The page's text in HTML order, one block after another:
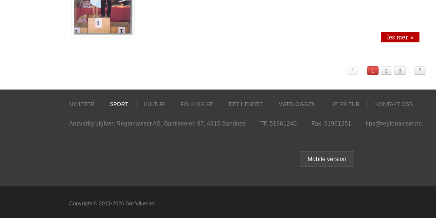
les mer »
‹ 1 2 3 ›
NYHETER SPORT KULTUR FOLK OG FE DET HENDTE MATBLOGGEN UT PÅ TUR KONTAKT OSS
Ansvarlig utgiver: Regionaviser AS, Gamleveien 87, 4315 Sandnes Tlf. 51961240 Fax. 51961251 tips@regionaviser.no
Mobile version
Copyright © 2013-2026 Sørfylket.no